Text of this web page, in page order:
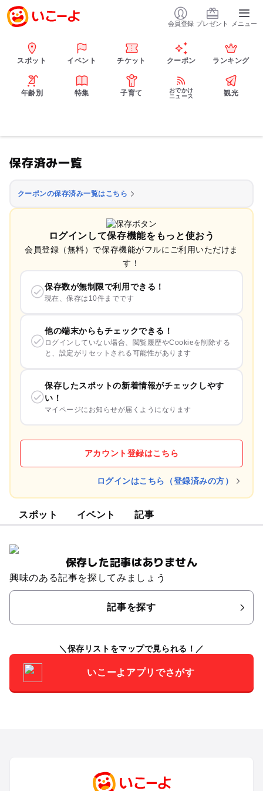
会員登録 プレゼント メニュー
スポット イベント チケット クーポン ランキング
年齢別 特集 子育て
おでかけ
ニュース
観光
保存済み一覧
クーポンの保存済み一覧はこちら
ログインして保存機能をもっと使おう
会員登録（無料）で保存機能がフルにご利用いただけま
す！
保存数が無制限で利用できる！
現在、保存は10件までです
他の端末からもチェックできる！
ログインしていない場合、閲覧履歴やCookieを削除する
と、設定がリセットされる可能性があります
保存したスポットの新着情報がチェックしやす
い！
マイページにお知らせが届くようになります
アカウント登録はこちら
ログインはこちら（登録済みの方）
スポット イベント 記事
保存した記事はありません
興味のある記事を探してみましょう
記事を探す
保存リストをマップで見られる！
いこーよアプリでさがす